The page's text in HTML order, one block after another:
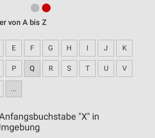
von A bis Z
E F G H I J K
P Q R S T U V
...
"X" in